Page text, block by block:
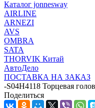
Каталог jonnesway
AIRLINE
ARNEZI
AVS
OMBRA
SATA
THORVIK Китай
АвтоДело
ПОСТАВКА НА ЗАКАЗ
-S04H4118 Торцевая
Поделиться